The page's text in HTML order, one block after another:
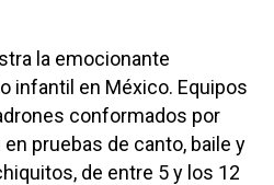
la emocionante
infantil en México. Equipos
conformados por
pruebas de canto, baile y
de entre 5 y los 12